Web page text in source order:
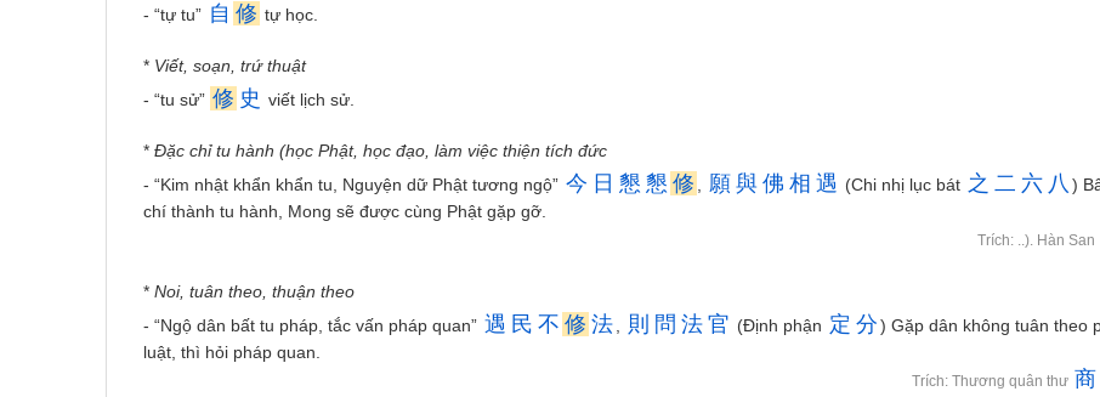
- “tự tu” 自 修 tự học.
* Viết, soạn, trứ thuật
- “tu sử” 修 史 viết lịch sử.
* Đặc chỉ tu hành (học Phật, học đạo, làm việc thiện tích đức
- “Kim nhật khẩn khẩn tu, Nguyện dữ Phật tương ngộ” 今 日 懇 懇 修 願 與 佛 相 遇 (Chi nhị lục bát 之 二 六 八 )
chí thành tu hành, Mong sẽ được cùng Phật gặp gỡ.
Trích: ..). Hàn San
* Noi, tuân theo, thuận theo
- “Ngộ dân bất tu pháp, tắc vấn pháp quan” 遇 民 不 修 法 則 問 法 官 (Định phận 定 分) Gặp dân không tuân theo
luật, thì hỏi pháp quan.
Trích: Thương quân thư 商